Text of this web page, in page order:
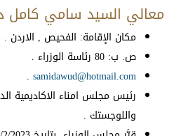
معالي السيد سامي كامل
مكان الإقامة: الفحيص , الاردن .
ص. ب: 80 رئاسة الوزراء .
samidawud@hotmail.com
.
رئيس مجلس امناء الاكاديمية
واللوجستك .